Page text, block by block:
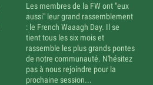
Les membres de la FW ont "eux
aussi" leur grand rassemblement
: le French Waaagh Day. Il se
tient tous les six mois et
rassemble les plus grands pontes
de notre communauté. N'hésitez
pas à nous rejoindre pour la
prochaine session...